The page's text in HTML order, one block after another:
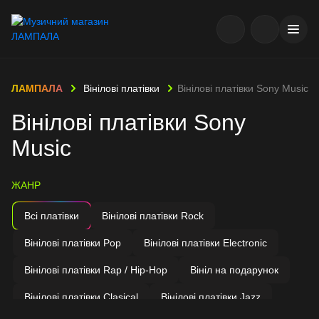
ЛАМПАЛА Вінілові платівки Вінілові платівки Sony Music
Вінілові платівки Sony
Music
ЖАНР
Всі платівки Вінілові платівки Rock
Вінілові платівки Pop Вінілові платівки Electronic
Вінілові платівки Rap / Hip-Hop Вініл на подарунок
Вінілові платівки Clasical Вінілові платівки Jazz